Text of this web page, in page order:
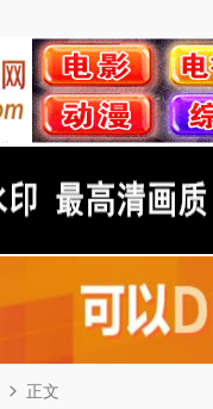
正文